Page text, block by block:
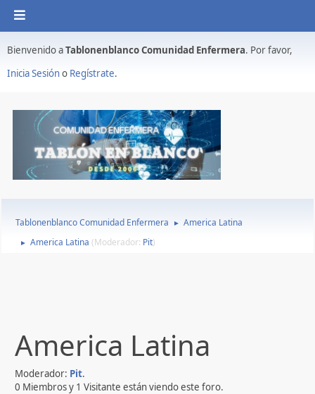
Bienvenido aTablonenblanco Comunidad Enfermera. Por favor,
Inicia Sesióno Regístrate.
Tablonenblanco Comunidad Enfermera ► America Latina
► America Latina (Moderador: Pit)
America Latina
Moderador: Pit.
0 Miembros y 1 Visitante están viendo este foro.